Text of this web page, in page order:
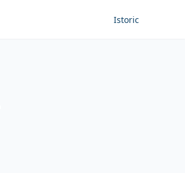
Istoric